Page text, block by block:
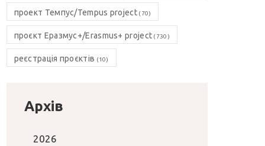
проект Темпус/Tempus project(70)
проєкт Еразмус+/Erasmus+ project (730)
реєстрація проєктів (10)
Архів
2026